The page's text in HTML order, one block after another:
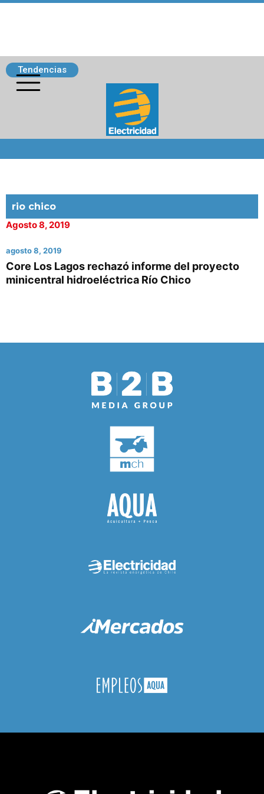
Tendencias
rio chico
Agosto 8, 2019
agosto 8, 2019
Core Los Lagos rechazó informe del proyecto
minicentral hidroeléctrica Río Chico